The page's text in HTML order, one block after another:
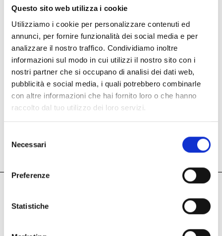
Questo sito web utilizza i cookie
Utilizziamo i cookie per personalizzare contenuti ed
annunci, per fornire funzionalità dei social media e per
analizzare il nostro traffico. Condividiamo inoltre
informazioni sul modo in cui utilizzi il nostro sito con i
nostri partner che si occupano di analisi dei dati web,
pubblicità e social media, i quali potrebbero combinarle
con altre informazioni che hai fornito loro o che hanno
raccolto dal tuo utilizzo dei loro servizi.
delNecessari
Preferenze
Statistiche